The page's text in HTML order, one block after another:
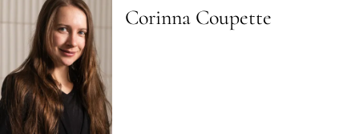
Corinna Coupette